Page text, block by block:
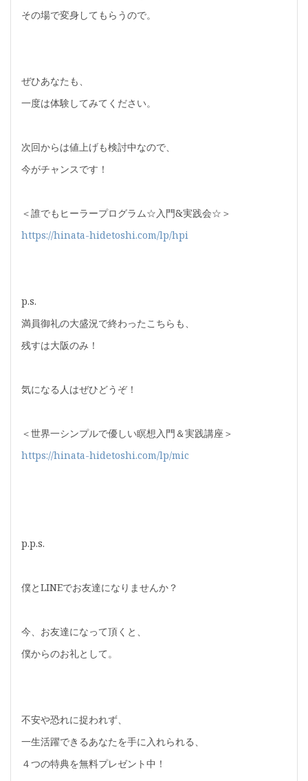
その場で変身してもらうので。
ぜひあなたも、
一度は体験してみてください。
次回からは値上げも検討中なので、
今がチャンスです！
＜誰でもヒーラープログラム☆入門&実践会☆＞
https://hinata-hidetoshi.com/lp/hpi
p.s.
満員御礼の大盛況で終わったこちらも、
残すは大阪のみ！
気になる人はぜひどうぞ！
＜世界一シンプルで優しい瞑想入門＆実践講座＞
https://hinata-hidetoshi.com/lp/mic
p.p.s.
僕とLINEでお友達になりませんか？
今、お友達になって頂くと、
僕からのお礼として。
不安や恐れに捉われず、
一生活躍できるあなたを手に入れられる、
４つの特典を無料プレゼント中！